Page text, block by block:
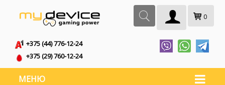
0
+375 (44) 776-12-24
+375 (29) 760-12-24
МЕНЮ